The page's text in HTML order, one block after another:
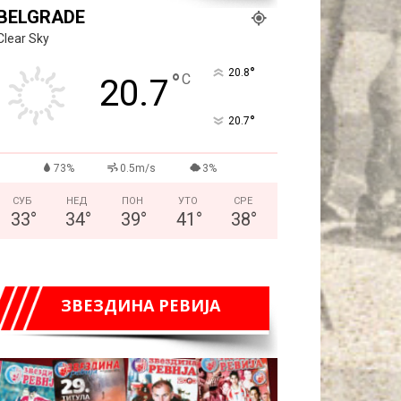
Sky
20.7°C 20.8°
20.7°
73% 0.5m/s 3%
СУБ
33°
НЕД
34°
ПОН
39°
УТО
41 °
СРЕ
38°
ЗВЕЗДИНА РЕВИЈА